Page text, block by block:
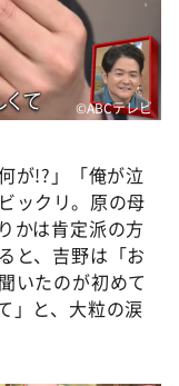
©ABCテレビ
が!?」「俺が泣
ックリ。原の母
かは肯定派の方
と、吉野は「お
いたのが初めて
」と、大粒の涙